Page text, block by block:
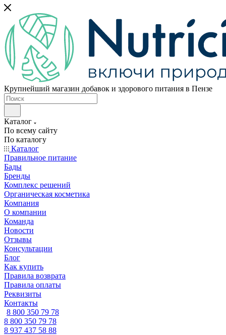
Крупнейший магазин добавок и здорового питания в Пензе
Каталог
По всему сайту
По каталогу
Каталог
Правильное питание
Бады
Бренды
Комплекс решений
Органическая косметика
Компания
О компании
Команда
Новости
Отзывы
Консультации
Блог
Как купить
Правила возврата
Правила оплаты
Реквизиты
Контакты
8 800 350 79 78
8 800 350 79 78
8 937 437 58 88